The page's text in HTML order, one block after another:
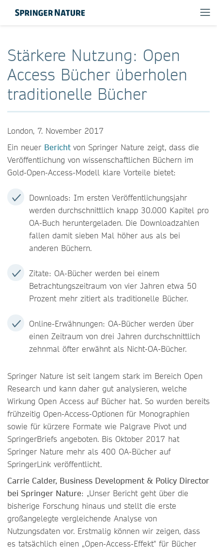
Stärkere Nutzung: Open
Access Bücher überholen
traditionelle Bücher
London, 7. November 2017
Ein neuer Bericht von Springer Nature zeigt, dass die
Veröffentlichung von wissenschaftlichen Büchern im
Gold-Open-Access-Modell klare Vorteile bietet:
Downloads: Im ersten Veröffentlichungsjahr
werden durchschnittlich knapp 30.000 Kapitel pro
OA-Buch heruntergeladen. Die Downloadzahlen
fallen damit sieben Mal höher aus als bei
anderen Büchern.
Zitate: OA-Bücher werden bei einem
Betrachtungszeitraum von vier Jahren etwa 50
Prozent mehr zitiert als traditionelle Bücher.
Online-Erwähnungen: OA-Bücher werden über
einen Zeitraum von drei Jahren durchschnittlich
zehnmal öfter erwähnt als Nicht-OA-Bücher.
Springer Nature ist seit langem stark im Bereich Open
Research und kann daher gut analysieren, welche
Wirkung Open Access auf Bücher hat. So wurden bereits
frühzeitig Open-Access-Optionen für Monographien
sowie für kürzere Formate wie Palgrave Pivot und
SpringerBriefs angeboten. Bis Oktober 2017 hat
Springer Nature mehr als 400 OA-Bücher auf
SpringerLink veröffentlicht.
Carrie Calder, Business Development & Policy Director
bei Springer Nature: „Unser Bericht geht über die
bisherige Forschung hinaus und stellt die erste
großangelegte vergleichende Analyse von
Nutzungsdaten vor. Erstmalig können wir zeigen, dass
es tatsächlich einen „Open-Access-Effekt" für Bücher